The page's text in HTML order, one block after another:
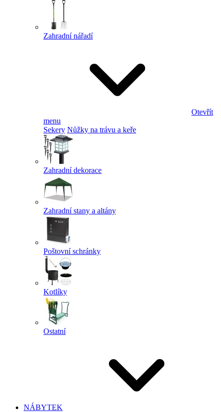
Zahradní nářadí
Otevřít
menu
Sekery Nůžky na trávu a keře
Zahradní dekorace
Zahradní stany a altány
Poštovní schránky
Kotlíky
Ostatní
NÁBYTEK